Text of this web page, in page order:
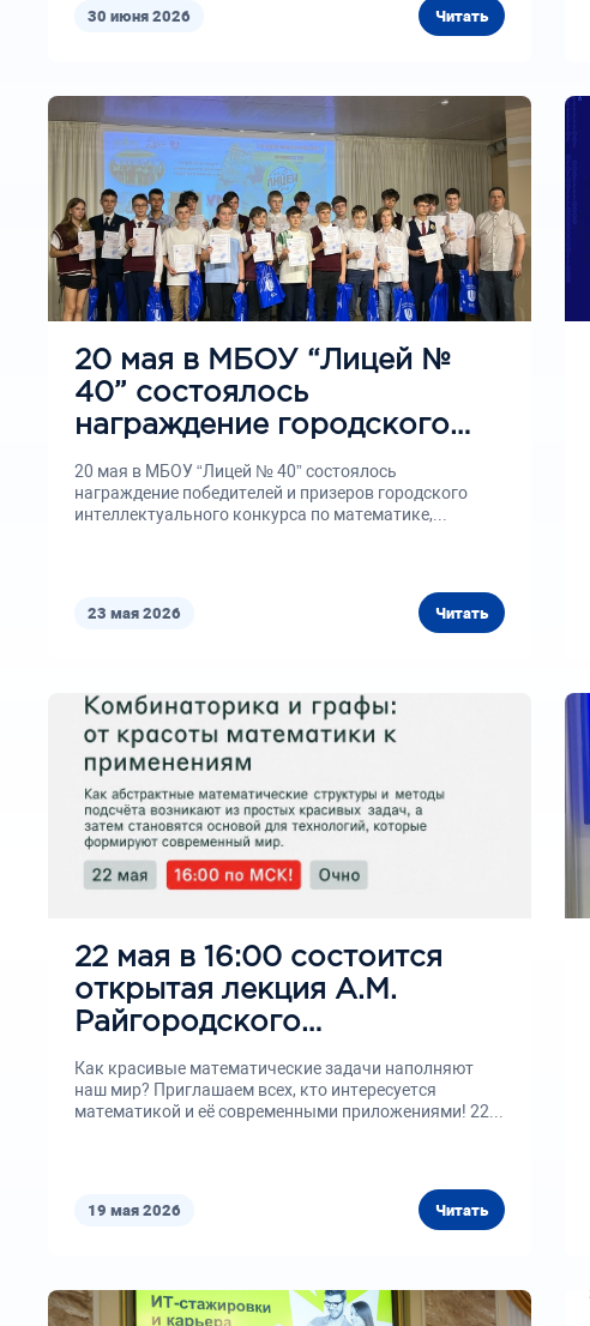
30 июня 2026 Читать
23 мая 2026 Читать
20 мая в МБОУ “Лицей №
40” состоялось
награждение городского
интеллектуального
конкурса по математике,
проводимого совместно с
20 мая в МБОУ “Лицей № 40” состоялось
награждение победителей и призеров городского
интеллектуального конкурса по математике,...
19 мая 2026 Читать
22 мая в 16:00 состоится
открытая лекция А.М.
Райгородского
«Комбинаторика и графы:
от красоты математики к
применениям»
Как красивые математические задачи наполняют
наш мир? Приглашаем всех, кто интересуется
математикой и её современными приложениями! 22...